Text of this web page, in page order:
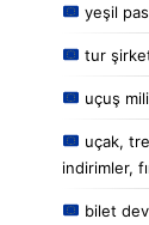
yeşil
tur
uçuş
uçak,
indirimler,
bilet